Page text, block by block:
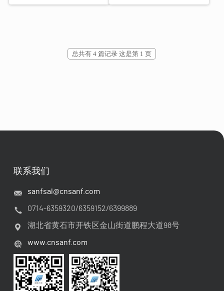
总共有 4 篇记录 这是第 1 页
联系我们
sanfsal@cnsanf.com
0714-6359320/6359152/6399889
湖北省黄石市开铁区金山街道鹏程大道98号
www.cnsanf.com